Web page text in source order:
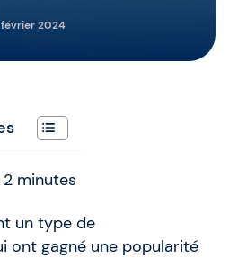
février 2024
2 minutes
un type de
ont gagné une popularité